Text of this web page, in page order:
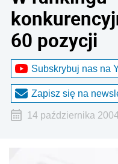
60 pozycji
Subskrybuj nas na
Zapisz się na
14 października